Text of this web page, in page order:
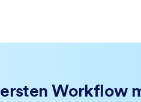
Workflow